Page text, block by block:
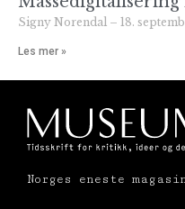
Signy Norendal 18.
Les mer »
Norges eneste